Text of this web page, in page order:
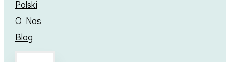
Polski
O Nas
Blog